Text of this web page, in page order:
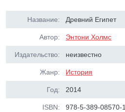
Название: Древний Египет
Автор: Энтони Холмс
Издательство: неизвестно
Жанр: История
Год: 2014
ISBN: 978-5-389-08570-1